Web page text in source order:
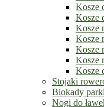
Kosze
Kosze
Kosze
Kosze
Kosze
Kosze
Kosze
Stojaki
Blokady
Nogi do